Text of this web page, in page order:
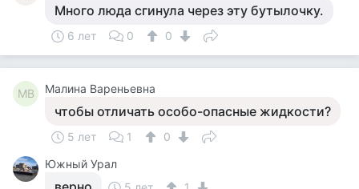
Много люда сгинула через эту бутылочку.
6 лет 0 0
МВ Малина Вареньевна
чтобы отличать особо-опасные жидкости?
5 лет 1
0
Южный Урал